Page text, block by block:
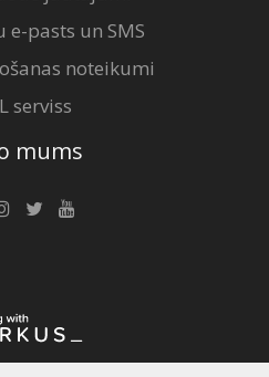
pasts un SMS
noteikumi
serviss
mums